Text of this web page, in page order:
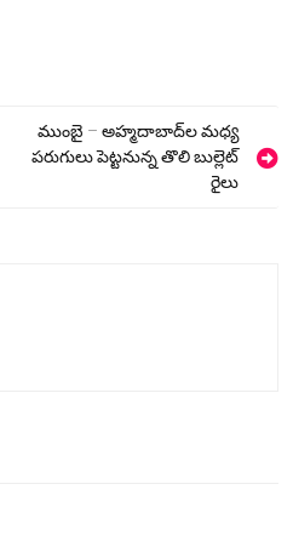
ముంబై – అహ్మదాబాద్‌ల మధ్య
పరుగులు పెట్టనున్న తొలి బుల్లెట్
రైలు